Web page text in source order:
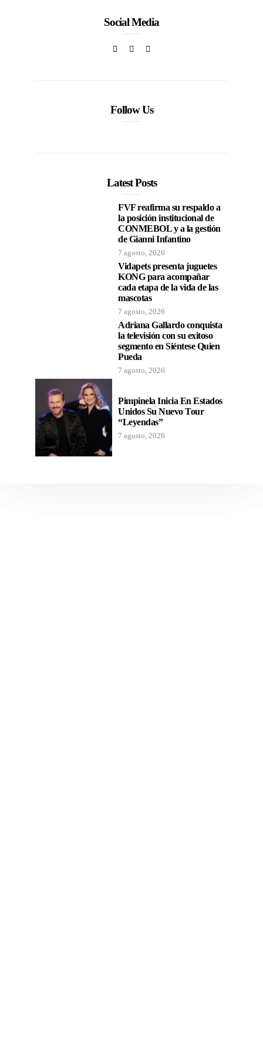
Social Media
Follow Us
Latest Posts
FVF reafirma su respaldo a
la posición institucional de
CONMEBOL y a la gestión
de Gianni Infantino
7 agosto, 2026
Vidapets presenta juguetes
KONG para acompañar
cada etapa de la vida de las
mascotas
7 agosto, 2026
Adriana Gallardo conquista
la televisión con su exitoso
segmento en Siéntese Quien
Pueda
7 agosto, 2026
Pimpinela Inicia En Estados
Unidos Su Nuevo Tour
“Leyendas”
7 agosto, 2026